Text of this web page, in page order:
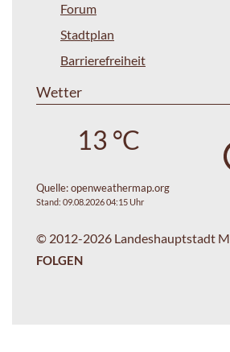
Forum
Stadtplan
Barrierefreiheit
Wetter
13 °C
Quelle:openweathermap.org
Stand: 09.08.2026 04:15 Uhr
© 2012-2026 Landeshauptstadt
FOLGEN